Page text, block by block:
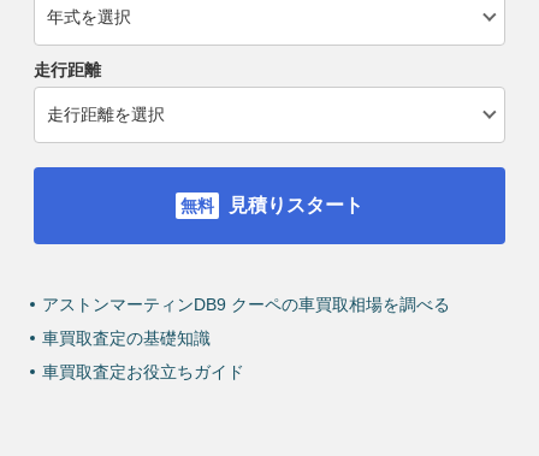
走行距離
見積りスタート
アストンマーティンDB9 クーペの車買取相場を調べる
車買取査定の基礎知識
車買取査定お役立ちガイド